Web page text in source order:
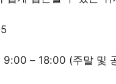
9:00 – 18:00 (주말 및